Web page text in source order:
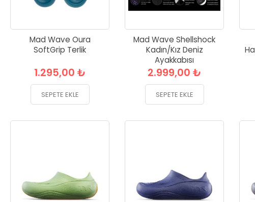
Mad Wave Oura
SoftGrip Terlik
1.295,00 ₺
SEPETE EKLE
Mad Wave Shellshock
Kadın/Kız Deniz
Ayakkabısı
2.999,00 ₺
SEPETE EKLE